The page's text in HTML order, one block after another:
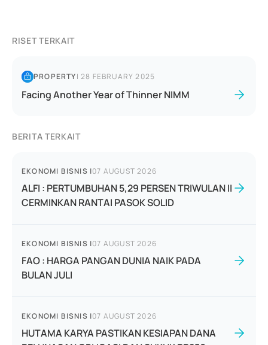
RISET TERKAIT
PROPERTY|28 FEBRUARY 2025
Facing Another Year of Thinner NIMM
BERITA TERKAIT
EKONOMI BISNIS |07 AUGUST 2026
ALFI : PERTUMBUHAN 5,29 PERSEN TRIWULAN II
CERMINKAN RANTAI PASOK SOLID
EKONOMI BISNIS |07 AUGUST 2026
FAO : HARGA PANGAN DUNIA NAIK PADA
BULAN JULI
EKONOMI BISNIS |07 AUGUST 2026
HUTAMA KARYA PASTIKAN KESIAPAN DANA